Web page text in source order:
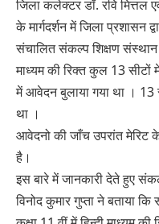
जिला कलेक्टर डॉ. रवि मित्तल
के मार्गदर्शन में जिला प्रशासन
संचालित संकल्प शिक्षण संस्थान
माध्यम की रिक्त कुल 13
में आवेदन बुलाया गया था ।
था ।
आवेदनो की जाँच उपरांत मेरिट
है।
इस बारे में जानकारी देते हुए
विनोद कुमार गुप्ता ने बताया